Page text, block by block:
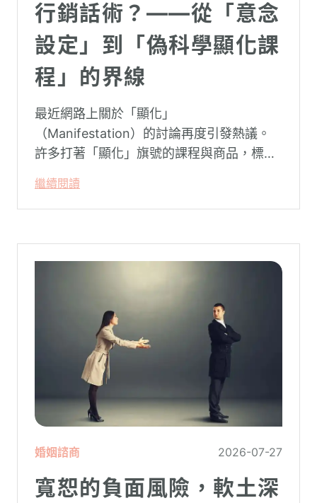
行銷話術？——從「意念
設定」到「偽科學顯化課
程」的界線
最近網路上關於「顯化」
（Manifestation）的討論再度引發熱議。
許多打著「顯化」旗號的課程與商品，標榜
能吸引財富、關係與健康。這類論述聽起來
療癒，卻經常缺乏實證基礎，甚至可能對正
繼續閱讀
婚姻諮商 2026-07-27
寬恕的負面風險，軟土深